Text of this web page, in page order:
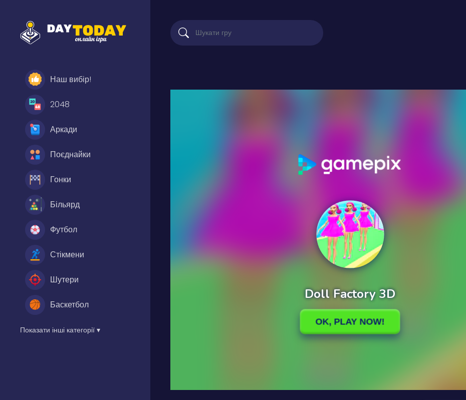
Наш вибір!
2048
Аркади
Поєднайки
Гонки
Більярд
Футбол
Стікмени
Шутери
Баскетбол
Показати інші категорії ▾